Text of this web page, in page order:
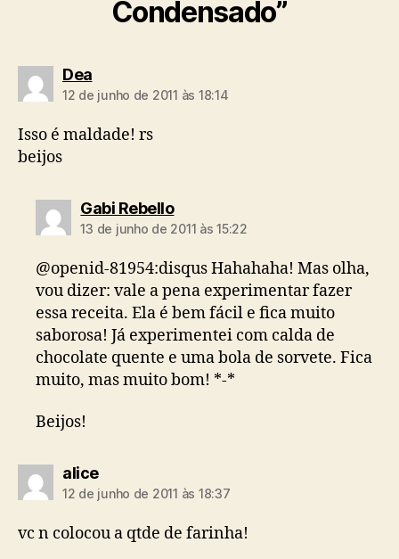
Condensado”
Deadiz:
12 de junho de 2011 às 18:14
Isso é maldade! rs
beijos
Gabi Rebellodiz:
13 de junho de 2011 às 15:22
@openid-81954:disqus Hahahaha! Mas olha,
vou dizer: vale a pena experimentar fazer
essa receita. Ela é bem fácil e fica muito
saborosa! Já experimentei com calda de
chocolate quente e uma bola de sorvete. Fica
muito, mas muito bom! *-*
Beijos!
alicediz:
12 de junho de 2011 às 18:37
vc n colocou a qtde de farinha!